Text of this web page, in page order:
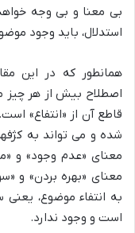
بی معنا و بی وجه
استدلال، باید وجود
همانطور که در این
اصطلاح بیش از هر چیز
قاطع آن از «انتفاع»
شده و می تواند به
معنای «عدم وجود» و
معنای «بهره بردن» و
به انتفاء موضوع،
است و وجود ندارد.